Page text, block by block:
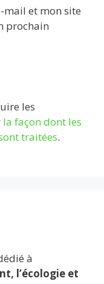
mail et mon site
prochain
les
façon dont les
traitées.
à
l’écologie et